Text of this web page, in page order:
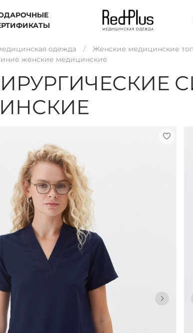
одежда Женские медицинские
женские медицинские